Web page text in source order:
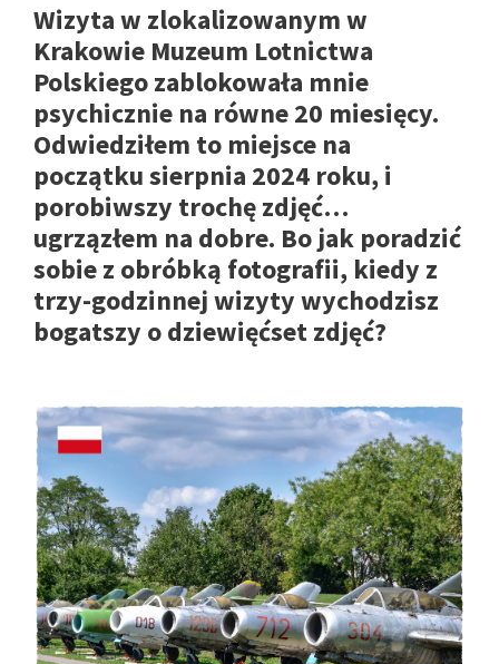
Wizyta w zlokalizowanym w
Krakowie Muzeum Lotnictwa
Polskiego zablokowała mnie
psychicznie na równe 20 miesięcy.
Odwiedziłem to miejsce na
początku sierpnia 2024 roku, i
porobiwszy trochę zdjęć…
ugrzązłem na dobre. Bo jak poradzić
sobie z obróbką fotografii, kiedy z
trzy-godzinnej wizyty wychodzisz
bogatszy o dziewięćset zdjęć?